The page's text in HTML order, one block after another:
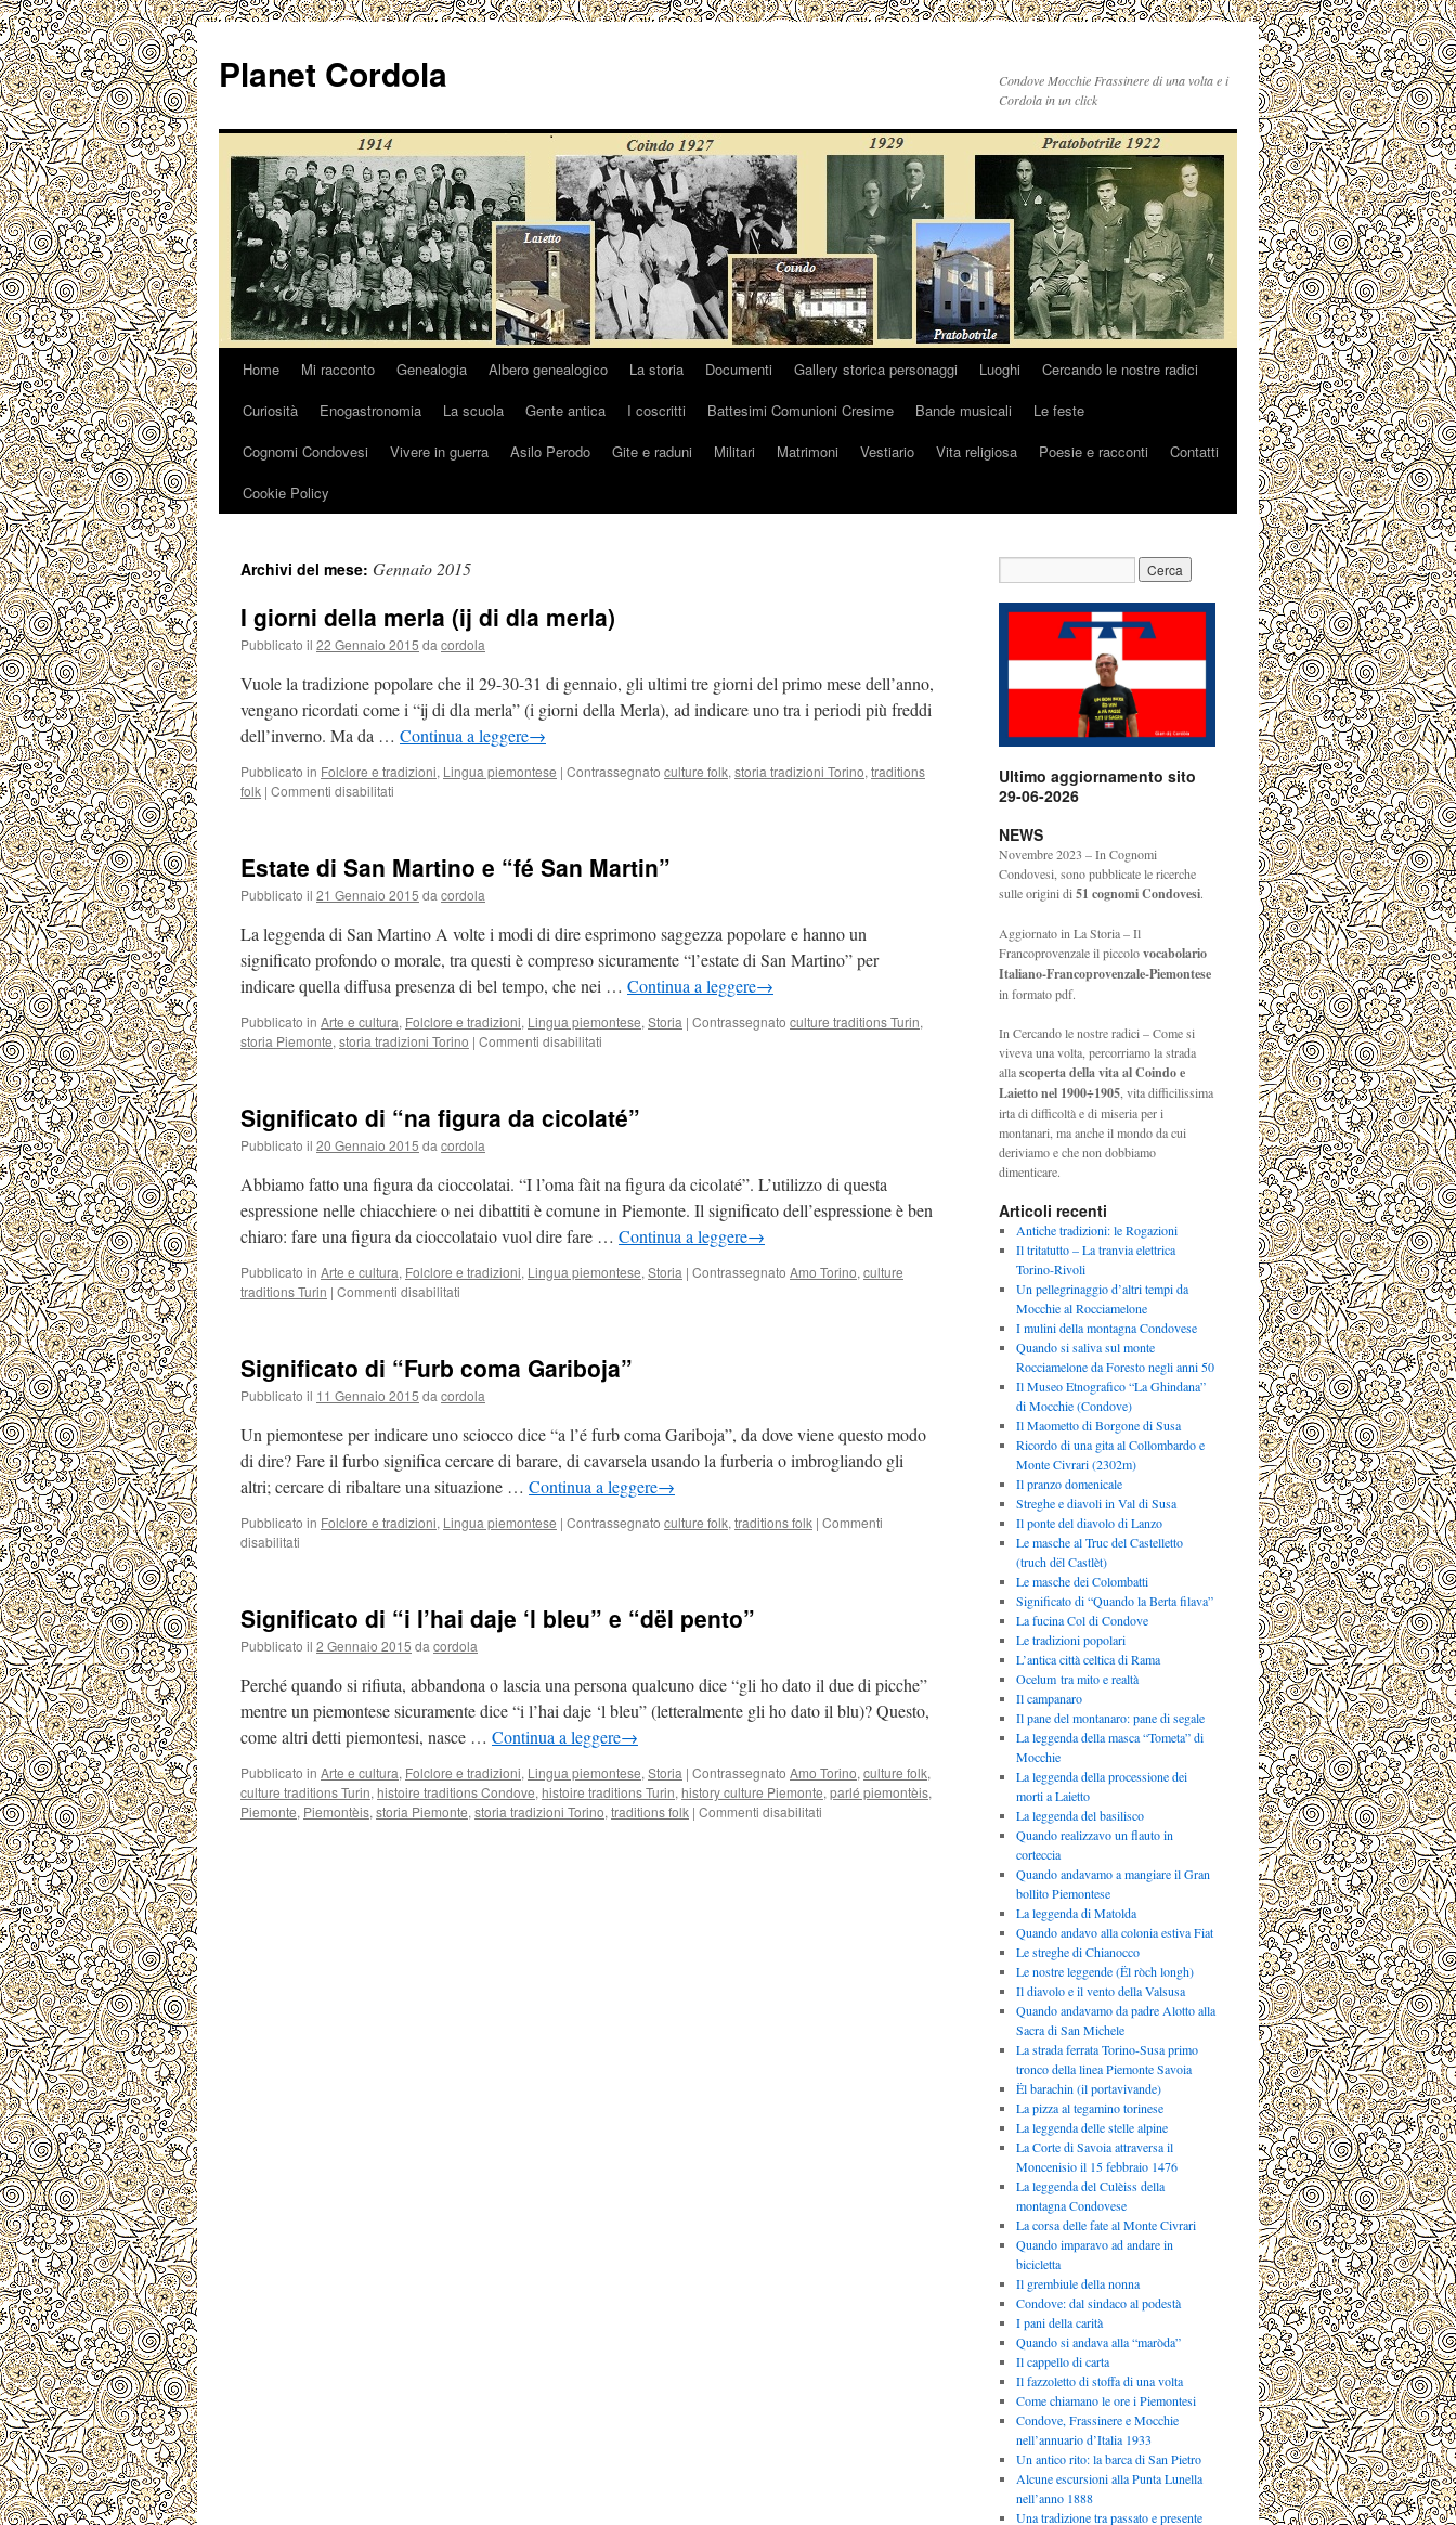
contenuto
Planet Cordola
Condove Mocchie Frassinere di una volta e i
Cordola in un click
Home Mi racconto Genealogia Albero genealogico La storia Documenti Gallery storica personaggi Luoghi
Cercando le nostre radici
Curiosità
Enogastronomia La scuola Gente antica I coscritti Battesimi Comunioni Cresime Bande musicali
Le feste
Cognomi Condovesi
Vivere in guerra Asilo Perodo Gite e raduni Militari Matrimoni Vestiario Vita religiosa Poesie e racconti
Contatti
Cookie Policy
Archivi del mese: Gennaio 2015
I giorni della merla (ij di dla merla)
Pubblicato il 22 Gennaio 2015 da cordola
Vuole la tradizione popolare che il 29-30-31 di gennaio, gli ultimi tre giorni del primo mese dell’anno,
vengano ricordati come i “ij di dla merla” (i giorni della Merla), ad indicare uno tra i periodi più freddi
dell’inverno. Ma da … Continua a leggere→
Pubblicato in Folclore e tradizioni, Lingua piemontese | Contrassegnato culture folk, storia tradizioni Torino, traditions
folk | Commenti disabilitati
merla
(ij
di
dla
merla)
Estate di San Martino e “fé San Martin”
Pubblicato il 21 Gennaio 2015 da cordola
La leggenda di San Martino A volte i modi di dire esprimono saggezza popolare e hanno un
significato profondo o morale, tra questi è compreso sicuramente “l’estate di San Martino” per
indicare quella diffusa presenza di bel tempo, che nei … Continua a leggere→
Pubblicato in Arte e cultura, Folclore e tradizioni, Lingua piemontese, Storia | Contrassegnato culture traditions Turin,
storia Piemonte, storia tradizioni Torino | Commenti disabilitati
Martino
Martin”
Significato di “na figura da cicolaté”
Pubblicato il 20 Gennaio 2015 da cordola
Abbiamo fatto una figura da cioccolatai. “I l’oma fàit na figura da cicolaté”. L’utilizzo di questa
espressione nelle chiacchiere o nei dibattiti è comune in Piemonte. Il significato dell’espressione è ben
chiaro: fare una figura da cioccolataio vuol dire fare … Continua a leggere→
Pubblicato in Arte e cultura, Folclore e tradizioni, Lingua piemontese, Storia | Contrassegnato Amo Torino, culture
traditions Turin | Commenti disabilitati
figura
da
cicolaté”
Significato di “Furb coma Gariboja”
Pubblicato il 11 Gennaio 2015 da cordola
Un piemontese per indicare uno sciocco dice “a l’é furb coma Gariboja”, da dove viene questo modo
di dire? Fare il furbo significa cercare di barare, di cavarsela usando la furberia o imbrogliando gli
altri; cercare di ribaltare una situazione … Continua a leggere→
Pubblicato in Folclore e tradizioni, Lingua piemontese | Contrassegnato culture folk, traditions folk | Commenti
disabilitati
coma
Gariboja”
Significato di “i l’hai daje ‘l bleu” e “dël pento”
Pubblicato il 2 Gennaio 2015 da cordola
Perché quando si rifiuta, abbandona o lascia una persona qualcuno dice “gli ho dato il due di picche”
mentre un piemontese sicuramente dice “i l’hai daje ‘l bleu” (letteralmente gli ho dato il blu)? Questo,
come altri detti piemontesi, nasce … Continua a leggere→
Pubblicato in Arte e cultura, Folclore e tradizioni, Lingua piemontese, Storia | Contrassegnato Amo Torino, culture folk,
culture traditions Turin, histoire traditions Condove, histoire traditions Turin, history culture Piemonte, parlé piemontèis,
Piemonte, Piemontèis, storia Piemonte, storia tradizioni Torino, traditions folk | Commenti disabilitati
Ultimo aggiornamento sito
29-06-2026
NEWS
Novembre 2023 – In Cognomi
Condovesi, sono pubblicate le ricerche
sulle origini di51 cognomi Condovesi.
Aggiornato in La Storia – Il
Francoprovenzale il piccolovocabolario
Italiano-Francoprovenzale-Piemontese
in formato pdf.
In Cercando le nostre radici – Come si
viveva una volta, percorriamo la strada
allascoperta della vita al Coindo e
Laietto nel 1900÷1905, vita difficilissima
irta di difficoltà e di miseria per i
montanari, ma anche il mondo da cui
deriviamo e che non dobbiamo
dimenticare.
Articoli recenti
Antiche tradizioni: le Rogazioni
Il tritatutto – La tranvia elettrica
Torino-Rivoli
Un pellegrinaggio d’altri tempi da
Mocchie al Rocciamelone
I mulini della montagna Condovese
Quando si saliva sul monte
Rocciamelone da Foresto negli anni 50
Il Museo Etnografico “La Ghindana”
di Mocchie (Condove)
Il Maometto di Borgone di Susa
Ricordo di una gita al Collombardo e
Monte Civrari (2302m)
Il pranzo domenicale
Streghe e diavoli in Val di Susa
Il ponte del diavolo di Lanzo
Le masche al Truc del Castelletto
(truch dël Castlèt)
Le masche dei Colombatti
Significato di “Quando la Berta filava”
La fucina Col di Condove
Le tradizioni popolari
L’antica città celtica di Rama
Ocelum tra mito e realtà
Il campanaro
Il pane del montanaro: pane di segale
La leggenda della masca “Tometa” di
Mocchie
La leggenda della processione dei
morti a Laietto
La leggenda del basilisco
Quando realizzavo un flauto in
corteccia
Quando andavamo a mangiare il Gran
bollito Piemontese
La leggenda di Matolda
Quando andavo alla colonia estiva Fiat
Le streghe di Chianocco
Le nostre leggende (Ël ròch longh)
Il diavolo e il vento della Valsusa
Quando andavamo da padre Alotto alla
Sacra di San Michele
La strada ferrata Torino-Susa primo
tronco della linea Piemonte Savoia
Ël barachin (il portavivande)
La pizza al tegamino torinese
La leggenda delle stelle alpine
La Corte di Savoia attraversa il
Moncenisio il 15 febbraio 1476
La leggenda del Culèiss della
montagna Condovese
La corsa delle fate al Monte Civrari
Quando imparavo ad andare in
bicicletta
Il grembiule della nonna
Condove: dal sindaco al podestà
I pani della carità
Quando si andava alla “maròda”
Il cappello di carta
Il fazzoletto di stoffa di una volta
Come chiamano le ore i Piemontesi
Condove, Frassinere e Mocchie
nell’annuario d’Italia 1933
Un antico rito: la barca di San Pietro
Alcune escursioni alla Punta Lunella
nell’anno 1888
Una tradizione tra passato e presente